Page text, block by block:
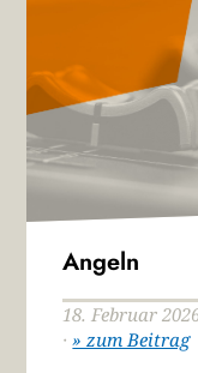
Angeln
18. Februar
·» zum Beitrag